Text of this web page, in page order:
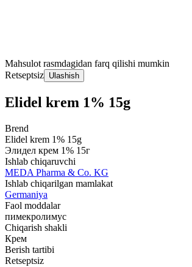
Mahsulot rasmdagidan farq qilishi mumkin
Retseptsiz Ulashish
Elidel krem 1% 15g
Brend
Elidel krem 1% 15g
Элидел крем 1% 15г
Ishlab chiqaruvchi
MEDA Pharma & Co. KG
Ishlab chiqarilgan mamlakat
Germaniya
Faol moddalar
пимекролимус
Chiqarish shakli
Крем
Berish tartibi
Retseptsiz